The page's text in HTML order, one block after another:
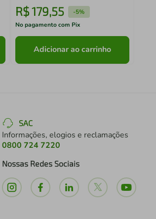
R$179,55 -5%
No pagamento com Pix
Adicionar ao carrinho
SAC
Informações, elogios e reclamações
0800 724 7220
Nossas Redes Sociais